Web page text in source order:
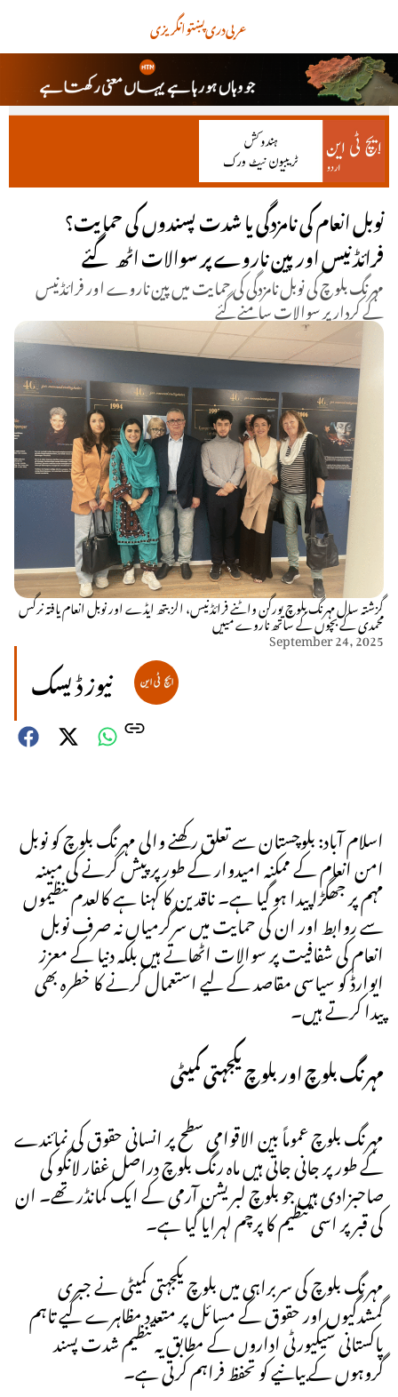
انگریزیپښتودریعربی
نوبل انعام کی نامزدگی یا شدت پسندوں کی حمایت؟
فرائڈنیس اور پین ناروے پر سوالات اٹھ گئے
مہرنگ بلوچ کی نوبل نامزدگی کی حمایت میں پین ناروے اور فرائڈنیس
کے کردار پر سوالات سامنے گئے
گزشتہ سال مہرنگ بلوچ یورگن واٹنے فرائڈنیس، الزبتھ ایڈے اور نوبل انعام یافتہ نرگس
محمدی کے بچوں کے ساتھ ناروے مییں
September 24, 2025
نیوز ڈیسک
اسلام آباد: بلوچستان سے تعلق رکھنے والی مہرنگ بلوچ کو نوبل
امن انعام کے ممکنہ امیدوار کے طور پر پیش کرنے کی مبینہ
مہم پر جھگڑا پیدا ہو گیا ہے۔ ناقدین کا کہنا ہے کالعدم تنظیموں
سے روابط اور ان کی حمایت میں سرگرمیاں نہ صرف نوبل
انعام کی شفافیت پر سوالات اٹھاتے ہیں بلکہ دنیا کے معزز
ایوارڈ کو سیاسی مقاصد کے لیے استعمال کرنے کا خطرہ بھی
پیدا کرتے ہیں۔
مہرنگ بلوچ اور بلوچ یکجہتی کمیٹی
مہرنگ بلوچ عموماً بین الاقوامی سطح پر انسانی حقوق کی نمائندے
کے طور پر جانی جاتی ہیں ماہ رنگ بلوچ دراصل غفار لانگو کی
صاحبزادی ہیں جو بلوچ لبریشن آرمی کے ایک کمانڈر تھے۔ ان
کی قبر پر اسی تنظیم کا پرچم لہرایا گیا ہے۔
مہرنگ بلوچ کی سربراہی میں بلوچ یکجہتی کمیٹی نے جبری
گمشدگیوں اور حقوق کے مسائل پر متعدد مظاہرے کیے تاہم
پاکستانی سیکیورٹی اداروں کے مطابق یہ تنظیم شدت پسند
گروہوں کے بیانیے کو تحفظ فراہم کرتی ہے۔